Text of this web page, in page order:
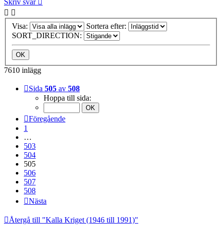
Skriv svar
Visa:
Sortera efter:
SORT_DIRECTION:
7610 inlägg
Sida 505 av 508
Hoppa till sida:
Föregående
1
…
503
504
505
506
507
508
Nästa
Återgå till "Kalla Kriget (1946 till 1991)"